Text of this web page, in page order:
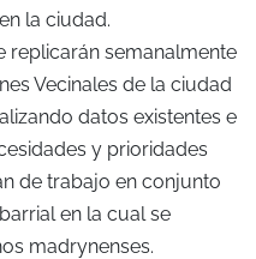
la ciudad.
replicarán semanalmente
Vecinales de la ciudad
datos existentes e
y prioridades
de trabajo en conjunto
en la cual se
madrynenses.